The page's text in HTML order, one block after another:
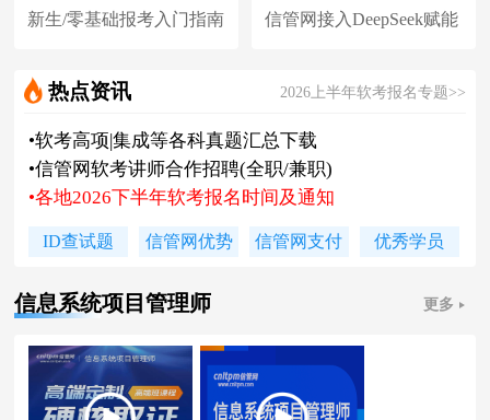
新生/零基础报考入门指南 信管网接入DeepSeek赋能
热点资讯 2026上半年软考报名专题>>
•软考高项|集成等各科真题汇总下载
•信管网软考讲师合作招聘(全职/兼职)
•各地2026下半年软考报名时间及通知
•2026上半年软考证书领取时间及通知
•陈老师新书《你真能懂的项目管理》
题库 [ 每日一练/章节题/原创精编题 ]
ID查试题 信管网优势 信管网支付 优秀学员
信息系统项目管理师 更多